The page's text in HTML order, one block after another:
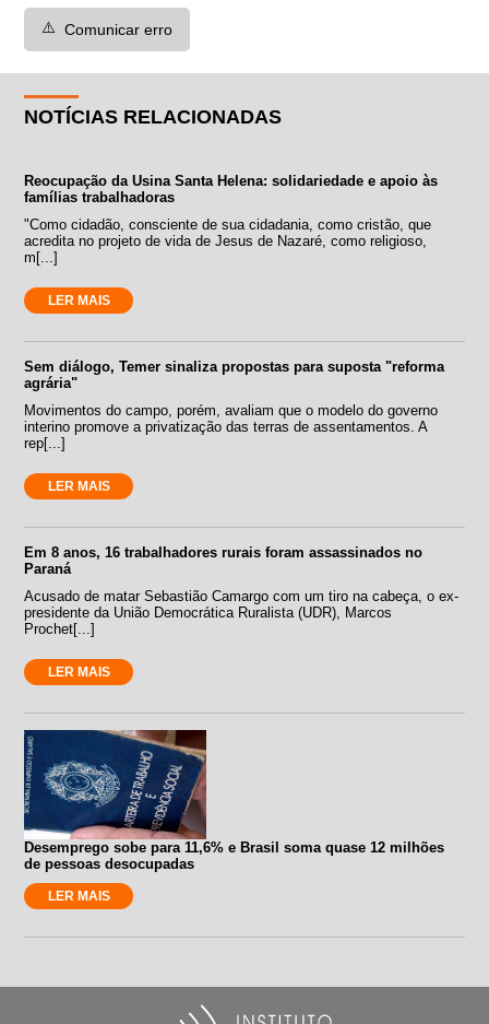
⚠️ Comunicar erro
NOTÍCIAS RELACIONADAS
Reocupação da Usina Santa Helena: solidariedade e apoio às
famílias trabalhadoras
"Como cidadão, consciente de sua cidadania, como cristão, que
acredita no projeto de vida de Jesus de Nazaré, como religioso,
m[...]
LER MAIS
Sem diálogo, Temer sinaliza propostas para suposta "reforma
agrária"
Movimentos do campo, porém, avaliam que o modelo do governo
interino promove a privatização das terras de assentamentos. A
rep[...]
LER MAIS
Em 8 anos, 16 trabalhadores rurais foram assassinados no
Paraná
Acusado de matar Sebastião Camargo com um tiro na cabeça, o ex-
presidente da União Democrática Ruralista (UDR), Marcos
Prochet[...]
LER MAIS
Desemprego sobe para 11,6% e Brasil soma quase 12 milhões
de pessoas desocupadas
LER MAIS